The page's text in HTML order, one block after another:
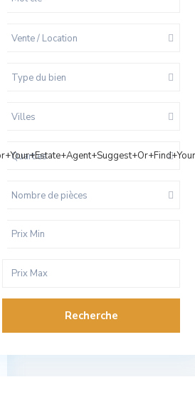
Vente / Location
Type du bien
Villes
Quarties
Nombre de pièces
Recherche